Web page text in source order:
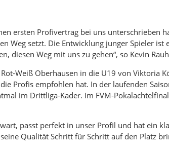
ersten Profivertrag bei uns unterschrieben
Weg setzt. Die Entwicklung junger Spieler
diesen Weg mit uns zu gehen“, so Kevin
Weiß Oberhausen in die U19 von Viktoria
Profis empfohlen hat. In der laufenden
im Drittliga-Kader. Im FVM-
passt perfekt in unser Profil und hat ein
Qualität Schritt für Schritt auf den Platz